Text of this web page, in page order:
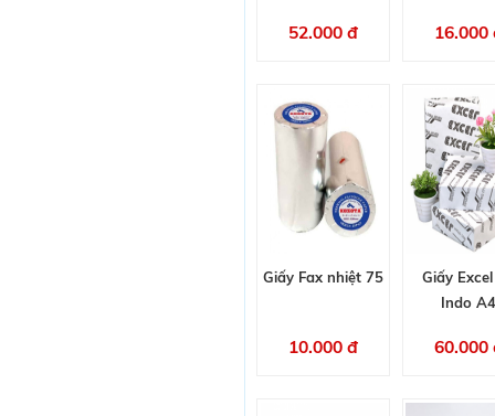
52.000 đ 16.000
Giấy Fax nhiệt 75
10.000 đ
Giấy
Indo A4
60.000